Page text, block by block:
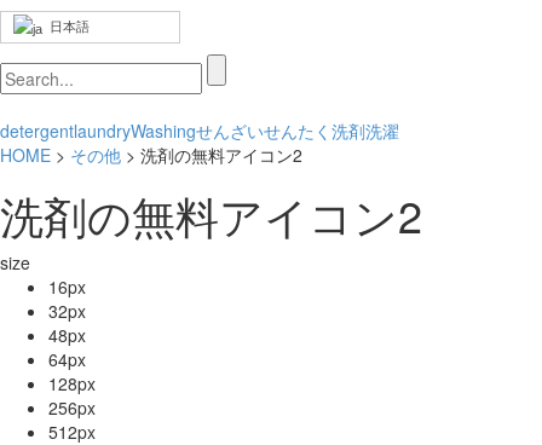
日本語
detergentlaundryWashingせんざいせんたく 洗剤洗濯
HOME > その他 > 洗剤の無料アイコン2
洗剤の無料アイコン2
size
16px
32px
48px
64px
128px
256px
512px